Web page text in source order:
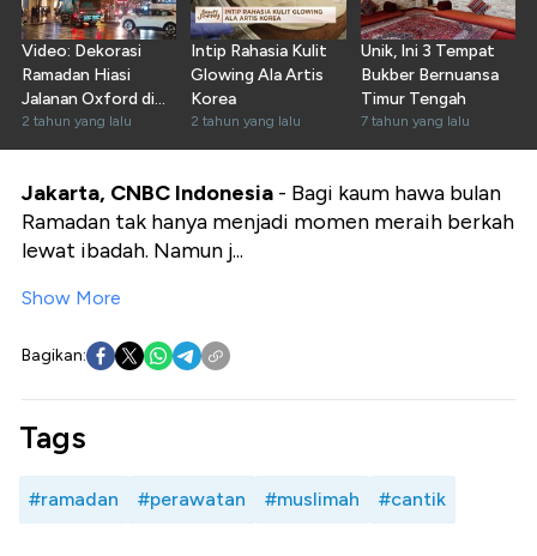
Video: Dekorasi
Ramadan Hiasi
Jalanan Oxford di
Inggris
2 tahun yang lalu
Intip Rahasia Kulit
Glowing Ala Artis
Korea
2 tahun yang lalu
Unik, Ini 3 Tempat
Bukber Bernuansa
Timur Tengah
7 tahun yang lalu
Jakarta, CNBC Indonesia - Bagi kaum hawa bulan
Ramadan tak hanya menjadi momen meraih berkah
lewat ibadah. Namun j...
Show More
Bagikan:
Tags
#ramadan #perawatan #muslimah #cantik